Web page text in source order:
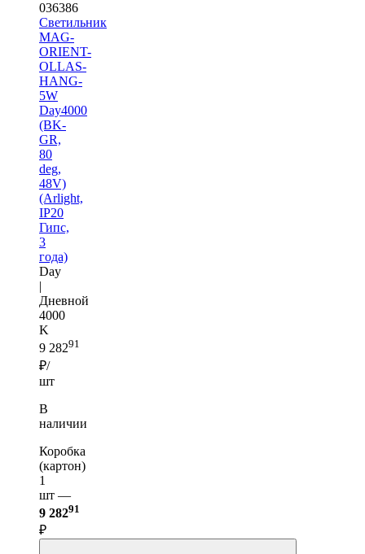
036386
Светильник
MAG-
ORIENT-
OLLAS-
HANG-
5W
Day4000
(BK-
GR,
80
deg,
48V)
(Arlight,
IP20
Гипс,
3
года)
Day
|
Дневной
4000
K
9 28291
₽/
шт
В
наличии
Коробка
(картон)
1
шт —
9 28291
₽